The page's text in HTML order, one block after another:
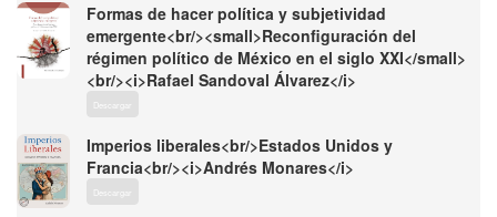
Formas de hacer política y subjetividad
emergente<br/><small>Reconfiguración del
régimen político de México en el siglo XXI</small>
<br/><i>Rafael Sandoval Álvarez</i>
Descargar
Imperios liberales<br/>Estados Unidos y
Francia<br/><i>Andrés Monares</i>
Descargar